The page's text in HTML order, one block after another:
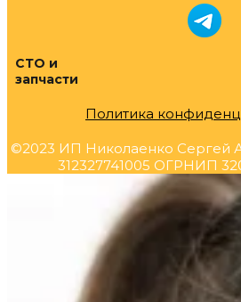
СТО и
запчасти
Политика
©2023 ИП Николаенко Сергей
312327741005 ОГРНИП